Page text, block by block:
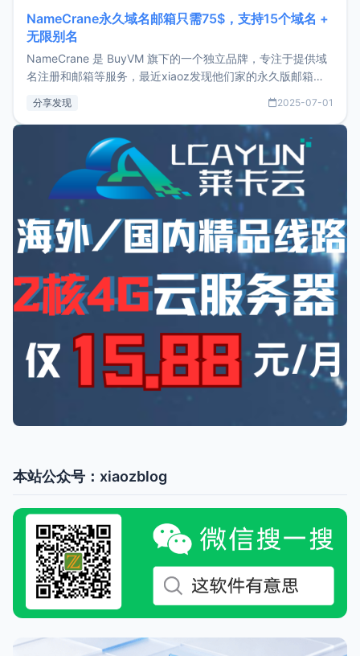
NameCrane永久域名邮箱只需75$，支持15个域名 +
无限别名
NameCrane 是 BuyVM 旗下的一个独立品牌，专注于提供域
名注册和邮箱等服务，最近xiaoz发现他们家的永久版邮箱服
又实惠的域名邮箱，不妨尝试一下 NameCrane。注册
NameCraneNameCrane不支持直接注册，必须要购买
分享发现 2025-07-01
本站公众号：xiaozblog